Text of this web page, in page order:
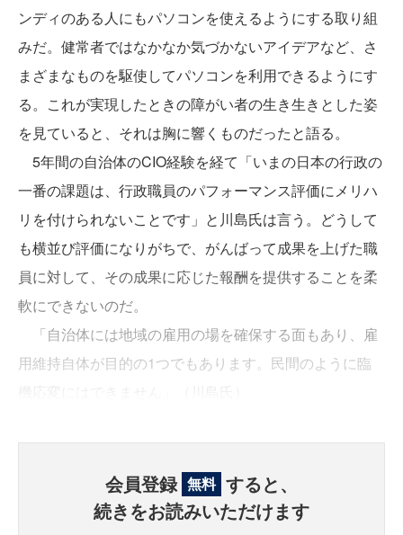
ンディのある人にもパソコンを使えるようにする取り組
みだ。健常者ではなかなか気づかないアイデアなど、さ
まざまなものを駆使してパソコンを利用できるようにす
る。これが実現したときの障がい者の生き生きとした姿
を見ていると、それは胸に響くものだったと語る。
5年間の自治体のCIO経験を経て「いまの日本の行政の
一番の課題は、行政職員のパフォーマンス評価にメリハ
リを付けられないことです」と川島氏は言う。どうして
も横並び評価になりがちで、がんばって成果を上げた職
員に対して、その成果に応じた報酬を提供することを柔
軟にできないのだ。
「自治体には地域の雇用の場を確保する面もあり、雇
用維持自体が目的の1つでもあります。民間のように臨
会員登録 無料 すると、
続きをお読みいただけます